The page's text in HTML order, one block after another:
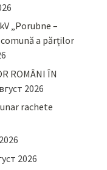
„Porubne –
comună a părților
ROMÂNI ÎN
2026
rachete
2026